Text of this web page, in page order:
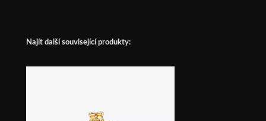
Najít další související produkty: